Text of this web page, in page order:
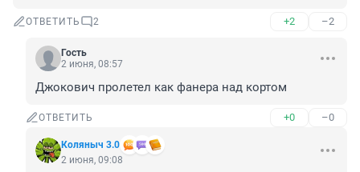
ОТВЕТИТЬ 2 +2 –2
Гость
2 июня, 08:57
Джокович пролетел как фанера над кортом
ОТВЕТИТЬ +0 –0
Коляныч 3.0
2 июня, 09:08